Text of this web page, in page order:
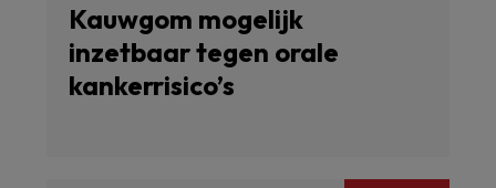
Kauwgom mogelijk
inzetbaar tegen orale
kankerrisico’s